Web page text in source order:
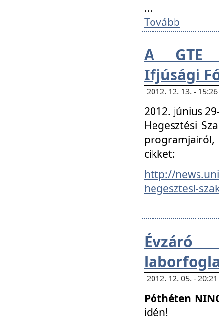
...
Tovább
A GTE
Ifjúsági
2012. 12. 13. -
2012. június
Hegesztési
cikket:
http://
hegesztesi-
2012. 12. 05. -
Póthéten
idén!